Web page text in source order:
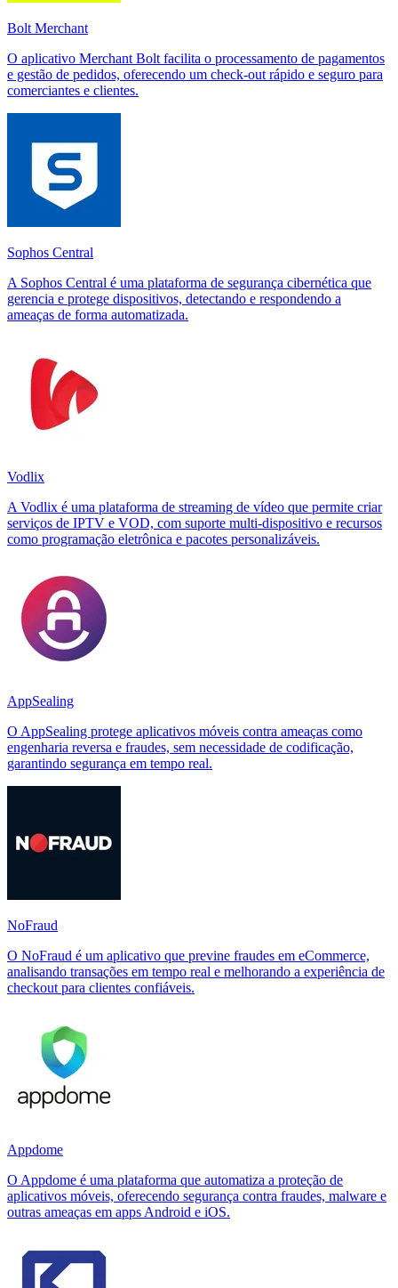
Bolt Merchant
O aplicativo Merchant Bolt facilita o processamento de pagamentos
e gestão de pedidos, oferecendo um check-out rápido e seguro para
comerciantes e clientes.
Sophos Central
A Sophos Central é uma plataforma de segurança cibernética que
gerencia e protege dispositivos, detectando e respondendo a
ameaças de forma automatizada.
Vodlix
A Vodlix é uma plataforma de streaming de vídeo que permite criar
serviços de IPTV e VOD, com suporte multi-dispositivo e recursos
como programação eletrônica e pacotes personalizáveis.
AppSealing
O AppSealing protege aplicativos móveis contra ameaças como
engenharia reversa e fraudes, sem necessidade de codificação,
garantindo segurança em tempo real.
NoFraud
O NoFraud é um aplicativo que previne fraudes em eCommerce,
analisando transações em tempo real e melhorando a experiência de
checkout para clientes confiáveis.
Appdome
O Appdome é uma plataforma que automatiza a proteção de
aplicativos móveis, oferecendo segurança contra fraudes, malware e
outras ameaças em apps Android e iOS.